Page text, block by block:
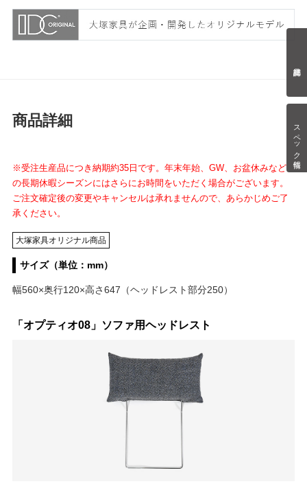
スペック情報
商品詳細
※受注生産品につき納期約35日です。年末年始、GW、お盆休みなど
の長期休暇シーズンにはさらにお時間をいただく場合がございます。
ご注文確定後の変更やキャンセルは承れませんので、あらかじめご了
承ください。
大塚家具オリジナル商品
サイズ（単位：mm）
幅560×奥行120×高さ647（ヘッドレスト部分250）
「オプティオ08」ソファ用ヘッドレスト